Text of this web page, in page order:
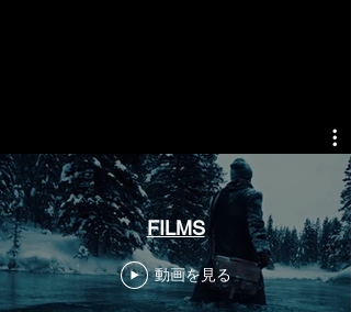
FILMS
動画を見る